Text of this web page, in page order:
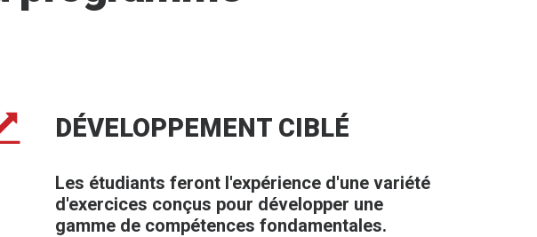
DÉVELOPPEMENT CIBLÉ
Les étudiants feront l'expérience d'une variété
d'exercices conçus pour développer une
gamme de compétences fondamentales.